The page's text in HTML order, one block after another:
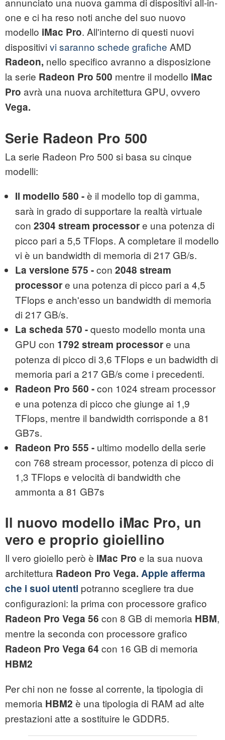
one e ci ha reso noti anche del suo nuovo
modello iMac Pro. All'interno di questi nuovi
dispositivi vi saranno schede grafiche AMD
Radeon, nello specifico avranno a disposizione
la serie Radeon Pro 500 mentre il modello iMac
Pro avrà una nuova architettura GPU, ovvero
Vega.
Serie Radeon Pro 500
La serie Radeon Pro 500 si basa su cinque
modelli:
Il modello 580 -è il modello top di gamma,
sarà in grado di supportare la realtà virtuale
con 2304 stream processore una potenza di
picco pari a 5,5 TFlops. A completare il modello
vi è un bandwidth di memoria di 217 GB/s.
La versione 575 -con 2048 stream
processore una potenza di picco pari a 4,5
TFlops e anch'esso un bandwidth di memoria
di 217 GB/s.
La scheda 570 -questo modello monta una
GPU con 1792 stream processore una
potenza di picco di 3,6 TFlops e un badwidth di
memoria pari a 217 GB/s come i precedenti.
Radeon Pro 560 -con 1024 stream processor
e una potenza di picco che giunge ai 1,9
TFlops, mentre il bandwidth corrisponde a 81
GB7s.
Radeon Pro 555 - ultimo modello della serie
con 768 stream processor, potenza di picco di
1,3 TFlops e velocità di bandwidth che
ammonta a 81 GB7s
Il nuovo modello iMac Pro, un
vero e proprio gioiellino
Il vero gioiello però è iMac Pro e la sua nuova
architettura Radeon Pro Vega. Apple afferma
che i suoi utenti potranno scegliere tra due
configurazioni: la prima con processore grafico
Radeon Pro Vega 56 con 8 GB di memoria HBM,
mentre la seconda con processore grafico
Radeon Pro Vega 64 con 16 GB di memoria
HBM2
Per chi non ne fosse al corrente, la tipologia di
memoria HBM2 è una tipologia di RAM ad alte
prestazioni atte a sostituire le GDDR5.